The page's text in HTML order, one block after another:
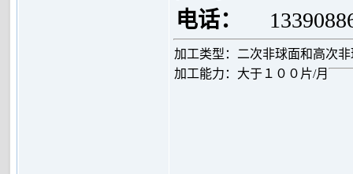
电话：
加工类型：二次非球面和高次非
加工能力：大于１００片/月